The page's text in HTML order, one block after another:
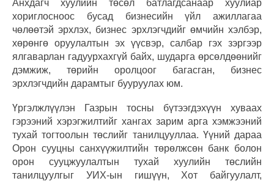
Анхдагч хуулийн төсөл батлагдсанаар хуулиар
хориглосноос бусад бизнесийн үйл ажиллагаа
чөлөөтэй эрхлэх, бизнес эрхлэгчдийг өмчийн хэлбэр,
хөрөнгө оруулалтын эх үүсвэр, салбар гэх зэргээр
ялгаварлан гадуурхахгүй байх, шударга өрсөлдөөнийг
дэмжиж, төрийн оролцоог багасган, бизнес
эрхлэгчдийн дарамтыг бууруулах юм.
Үргэлжлүүлэн Газрын тосны бүтээгдэхүүн хуваах
гэрээний хэрэгжилтийг хангах зарим арга хэмжээний
тухай тогтоолын төслийг танилцууллаа. Үүний дараа
Орон сууцны санхүүжилтийн төрөлжсөн банк болон
орон сууцжуулалтын тухай хуулийн төслийн
танилцуулгыг УИХ-ын гишүүн, Хот байгуулалт,